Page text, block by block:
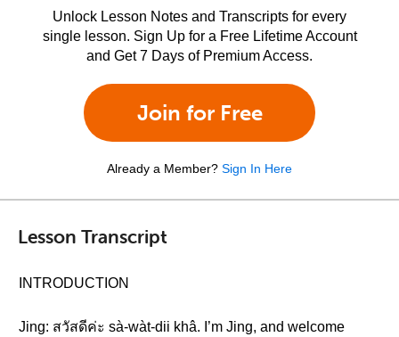
Unlock Lesson Notes and Transcripts for every
single lesson. Sign Up for a Free Lifetime Account
and Get 7 Days of Premium Access.
Join for Free
Already a Member? Sign In Here
Lesson Transcript
INTRODUCTION
Jing: สวัสดีค่ะ sà-wàt-dii khâ. I’m Jing, and welcome